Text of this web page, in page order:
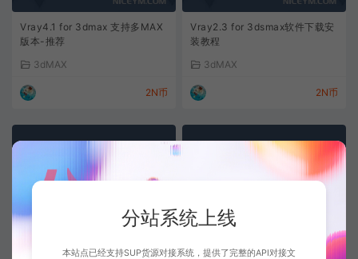
Vray4.1 for 3dmax 支持多MAX
版本-推荐
3dMAX
2N币
Vray2.3 for 3dsmax软件下载安
装教程
3dMAX
2N币
Vray3.4 for 3dmax安装教程
Vray2.0 for 3dsmax软件下载安
分站系统上线
本站点已经支持SUP货源对接系统，提供了完整的API对接文